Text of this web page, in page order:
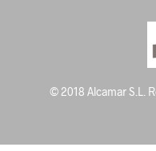
© 2018 Alcamar S.L.